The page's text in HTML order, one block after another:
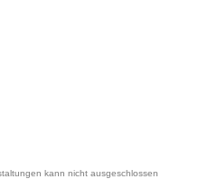
kann nicht ausgeschlossen